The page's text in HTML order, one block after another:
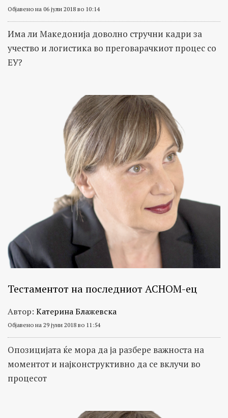
Објавено на 06 јули 2018 во 10:14
Има ли Македонија доволно стручни кадри за
учество и логистика во преговарачкиот процес со
ЕУ?
Тестаментот на последниот АСНОМ-ец
Автор: Катерина Блажевска
Објавено на 29 јуни 2018 во 11:54
Опозицијата ќе мора да ја разбере важноста на
моментот и најконструктивно да се вклучи во
процесот